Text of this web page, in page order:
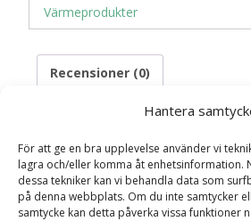
Hantera
För att ge en bra upplevelse använder vi
lagra och/eller komma åt enhetsinformation.
dessa tekniker kan vi behandla data som
på denna webbplats. Om du inte samtycker
samtycke kan detta påverka vissa funktioner
Värmeprodukter
Recensioner (0)
Recensioner
Det finns inga recensioner än.